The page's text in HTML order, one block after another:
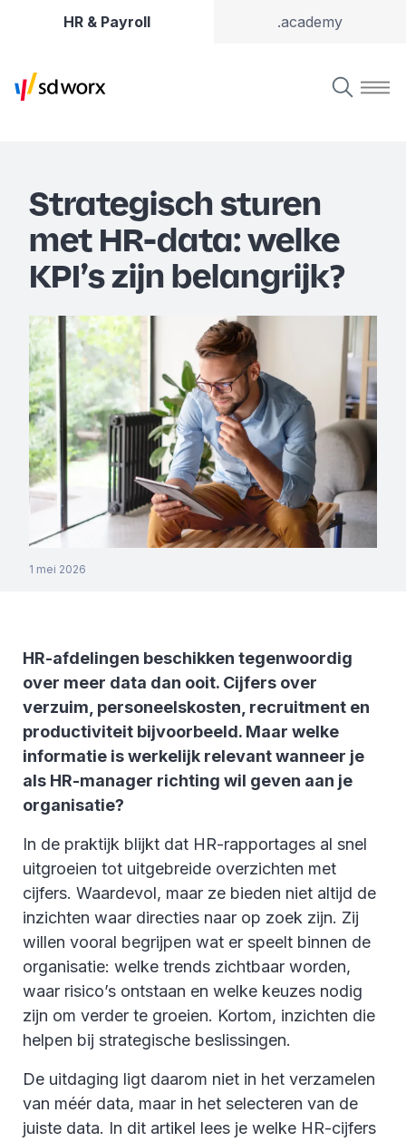
HR & Payroll .academy
Strategisch sturen
met HR-data: welke
KPI’s zijn belangrijk?
1 mei 2026
HR-afdelingen beschikken tegenwoordig
over meer data dan ooit. Cijfers over
verzuim, personeelskosten, recruitment en
productiviteit bijvoorbeeld. Maar welke
informatie is werkelijk relevant wanneer je
als HR-manager richting wil geven aan je
organisatie?
In de praktijk blijkt dat HR-rapportages al snel
uitgroeien tot uitgebreide overzichten met
cijfers. Waardevol, maar ze bieden niet altijd de
inzichten waar directies naar op zoek zijn. Zij
willen vooral begrijpen wat er speelt binnen de
organisatie: welke trends zichtbaar worden,
waar risico’s ontstaan en welke keuzes nodig
zijn om verder te groeien. Kortom, inzichten die
helpen bij strategische beslissingen.
De uitdaging ligt daarom niet in het verzamelen
van méér data, maar in het selecteren van de
juiste data. In dit artikel lees je welke HR-cijfers